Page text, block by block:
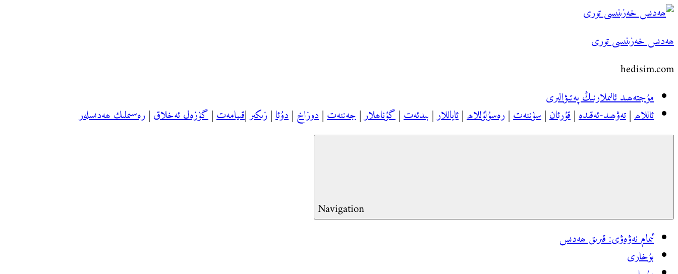
Skip
content
ھەدىس خەزىنىسى تورى
hedisim.com
مۇجتەھىد ئالىملارنىڭ پەتىۋالىرى
ئاللاھ|تەۋھىد-ئەقىدە|قۇرئان|سۈننەت|رەسۇلۇللاھ|ئاياللار|بىدئەت|گۇناھلار|جەننەت|دوزاخ|دۇئا|زىكىر|قىيامەت|گۈزەل ئەخلاق|رەسىملىك ھەدىسلەر
Navigation
ئىمام نەۋەۋى: قىرىق ھەدىس
بۇخارى